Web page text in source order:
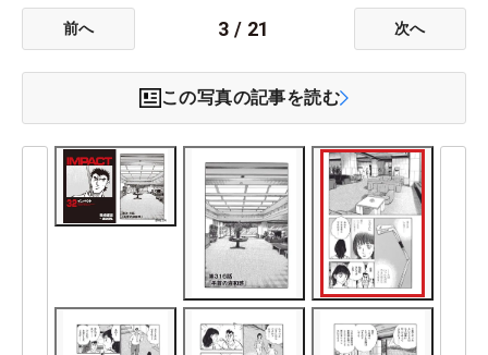
前へ 3 / 21 次へ
この写真の記事を読む